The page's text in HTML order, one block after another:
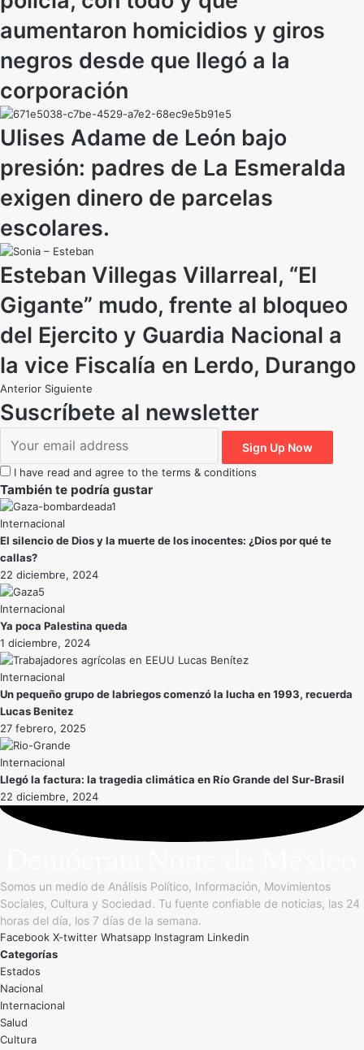
aumentaron homicidios y giros
negros desde que llegó a la
corporación
Ulises Adame de León bajo
presión: padres de La Esmeralda
exigen dinero de parcelas
escolares.
Esteban Villegas Villarreal, “El
Gigante” mudo, frente al bloqueo
del Ejercito y Guardia Nacional a
la vice Fiscalía en Lerdo, Durango
Anterior Siguiente
Suscríbete al newsletter
I have read and agree to the terms & conditions
También te podría gustar
Internacional
El silencio de Dios y la muerte de los inocentes: ¿Dios por qué te
callas?
22 diciembre, 2024
Internacional
Ya poca Palestina queda
1 diciembre, 2024
Internacional
Un pequeño grupo de labriegos comenzó la lucha en 1993, recuerda
Lucas Benitez
27 febrero, 2025
Internacional
Llegó la factura: la tragedia climática en Río Grande del Sur-Brasil
22 diciembre, 2024
Somos un medio de Análisis Político, Información, Movimientos
Sociales, Cultura y Sociedad. Tu fuente confiable de noticias, las 24
horas del día, los 7 días de la semana.
Facebook X-twitter Whatsapp Instagram Linkedin
Categorías
Estados
Nacional
Internacional
Salud
Cultura